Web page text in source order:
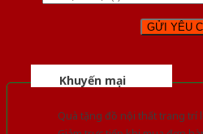
Khuyến mại
Quà tặng đồ nội thất trang trí